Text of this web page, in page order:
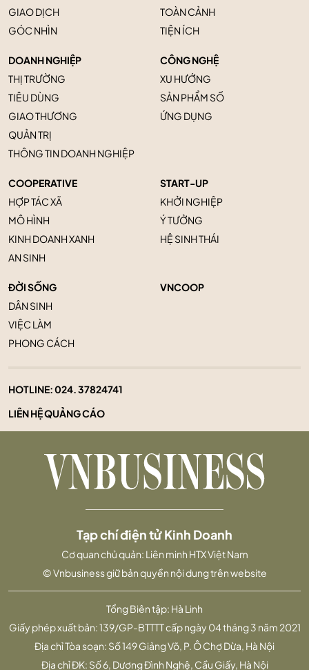
GIAO DỊCH
GÓC NHÌN
TOÀN CẢNH
TIỆN ÍCH
DOANH NGHIỆP
THỊ TRƯỜNG
TIÊU DÙNG
GIAO THƯƠNG
QUẢN TRỊ
THÔNG TIN DOANH NGHIỆP
CÔNG NGHỆ
XU HƯỚNG
SẢN PHẨM SỐ
ỨNG DỤNG
COOPERATIVE
HỢP TÁC XÃ
MÔ HÌNH
KINH DOANH XANH
AN SINH
START-UP
KHỞI NGHIỆP
Ý TƯỞNG
HỆ SINH THÁI
ĐỜI SỐNG
DÂN SINH
VIỆC LÀM
PHONG CÁCH
VNCOOP
HOTLINE:024. 37824741
LIÊN HỆ QUẢNG CÁO
Tổng Biên tập: Hà Linh
Giấy phép xuất bản: 139/GP-BTTTT cấp ngày 04 tháng 3 năm 2021
Địa chỉ Tòa soạn: Số 149 Giảng Võ, P. Ô Chợ Dừa, Hà Nội
Địa chỉ ĐK: Số 6, Dương Đình Nghệ, Cầu Giấy, Hà Nội
Tạp chí điện tử Kinh Doanh
Cơ quan chủ quản: Liên minh HTX Việt Nam
© Vnbusiness giữ bản quyền nội dung trên website